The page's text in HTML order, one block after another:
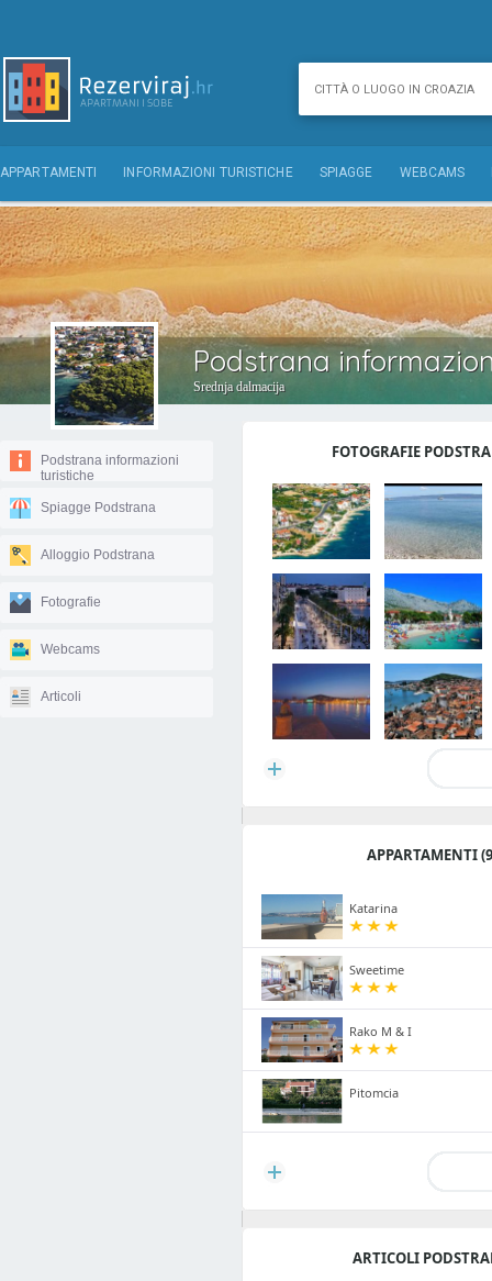
APPARTAMENTI INFORMAZIONI TURISTICHE SPIAGGE WEBCAMS
Podstrana
Srednja dalmacija
Podstrana informazioni
turistiche
Spiagge Podstrana
Alloggio Podstrana
Fotografie
Webcams
Articoli
FOTOGRAFIE
APPARTAMENTI
Katarina
Sweetime
Rako M & I
Pitomcia
ARTICOLI